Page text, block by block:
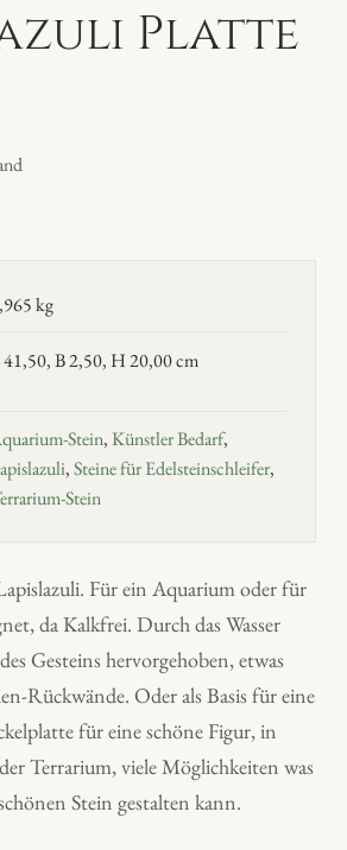
Platte
kg
B 2,50, H 20,00 cm
Stein,Künstler Bedarf,
,Steine für Edelsteinschleifer,
Stein
Für ein Aquarium oder für
da Kalkfrei. Durch das Wasser
Gesteins hervorgehoben, etwas
Rückwände. Oder als Basis für eine
für eine schöne Figur, in
Terrarium, viele Möglichkeiten was
Stein gestalten kann.